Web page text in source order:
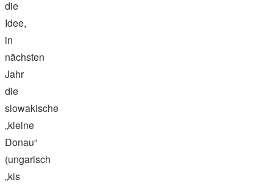
die
Idee,
in
nächsten
Jahr
die
slowakische
„kleine
Donau“
(ungarisch
„kis